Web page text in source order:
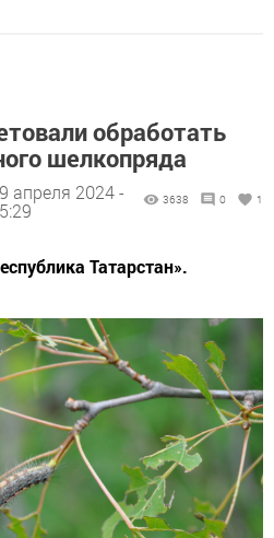
обработать
шелкопряда
апреля 2024 -
3638 0 1
Татарстан».